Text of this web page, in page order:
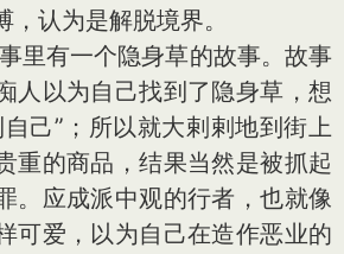
认为是解脱境界。
有一个隐身草的故事。故事
人以为自己找到了隐身草，想
己”；所以就大剌剌地到街上
重的商品，结果当然是被抓起
。应成派中观的行者，也就像
可爱，以为自己在造作恶业的